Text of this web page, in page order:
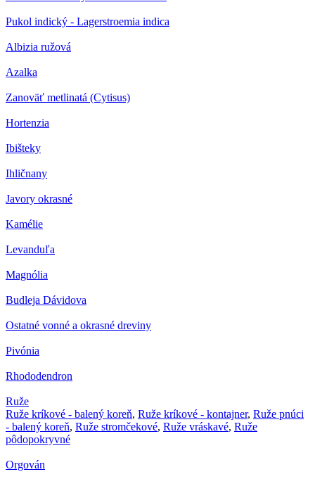
Pukol indický - Lagerstroemia indica
Albizia ružová
Azalka
Zanoväť metlinatá (Cytisus)
Hortenzia
Ibišteky
Ihličnany
Javory okrasné
Kamélie
Levanduľa
Magnólia
Budleja Dávidova
Ostatné vonné a okrasné dreviny
Pivónia
Rhododendron
Ruže
Ruže kríkové - balený koreň, Ruže kríkové - kontajner, Ruže pnúci
- balený koreň, Ruže stromčekové, Ruže vráskavé, Ruže
pôdopokryvné
Orgován